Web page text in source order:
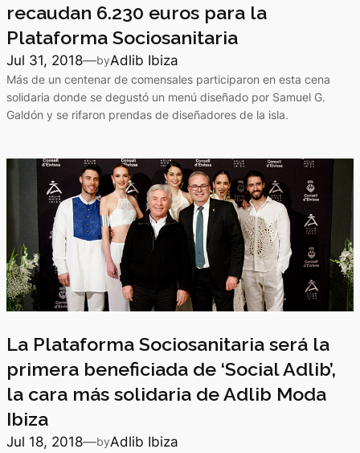
recaudan 6.230 euros para la
Plataforma Sociosanitaria
Jul 31, 2018—byAdlib Ibiza
Más de un centenar de comensales participaron en esta cena
solidaria donde se degustó un menú diseñado por Samuel G.
Galdón y se rifaron prendas de diseñadores de la isla.
La Plataforma Sociosanitaria será la
primera beneficiada de ‘Social Adlib’,
la cara más solidaria de Adlib Moda
Ibiza
Jul 18, 2018—byAdlib Ibiza